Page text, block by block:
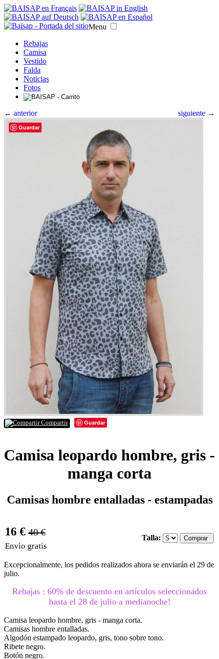
Menu
Rebajas
Camisa
Vestido
Falda
Noticias
Fotos
siguiente →
← anterior
Compartir Guardar
Camisa leopardo hombre, gris -
manga corta
Camisas hombre entalladas - estampadas
16 € 40 €
Envio gratis
Talla:
Excepcionalmente, los pedidos realizados ahora se enviarán el 29 de
julio.
Rebajas : 60% de descuento en artículos seleccionados
hasta el 28 de julio a medianoche!
Camisa leopardo hombre, gris - manga corta.
Camisas hombre entalladas.
Algodón estampado leopardo, gris, tono sobre tono.
Ribete negro.
Botón negro.
Guardar